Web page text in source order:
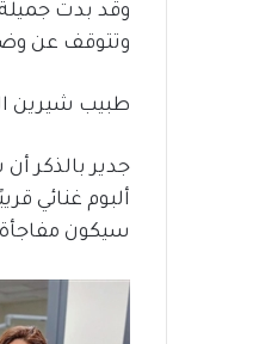
وقد بدت
وتتوقف عن
طبيب شيرين
ألبوم غنائي
سيكون